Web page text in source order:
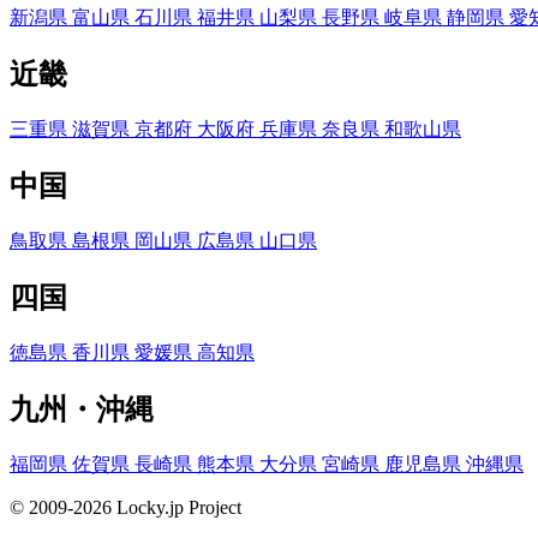
新潟県 富山県 石川県 福井県 山梨県 長野県 岐阜県 静岡県 愛
近畿
三重県 滋賀県 京都府 大阪府 兵庫県 奈良県 和歌山県
中国
鳥取県 島根県 岡山県 広島県 山口県
四国
徳島県 香川県 愛媛県 高知県
九州・沖縄
福岡県 佐賀県 長崎県 熊本県 大分県 宮崎県 鹿児島県 沖縄県
© 2009-2026 Locky.jp Project